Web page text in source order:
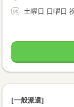
土曜日 日曜日
[一般派遣]